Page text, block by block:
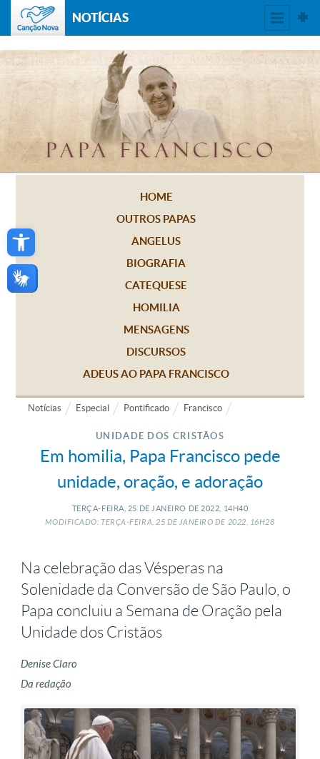
Open toolbar
NOTÍCIAS
HOME
OUTROS PAPAS
ANGELUS
BIOGRAFIA
CATEQUESE
HOMILIA
MENSAGENS
DISCURSOS
ADEUS AO PAPA FRANCISCO
Notícias Especial Pontificado Francisco
UNIDADE DOS CRISTÃOS
Em homilia, Papa Francisco pede
unidade, oração, e adoração
TERÇA-FEIRA, 25 DE JANEIRO DE 2022, 14H40
MODIFICADO: TERÇA-FEIRA, 25 DEJANEIRO DE 2022, 16H28
Na celebração das Vésperas na
Solenidade da Conversão de São Paulo, o
Papa concluiu a Semana de Oração pela
Unidade dos Cristãos
Denise Claro
Da redação